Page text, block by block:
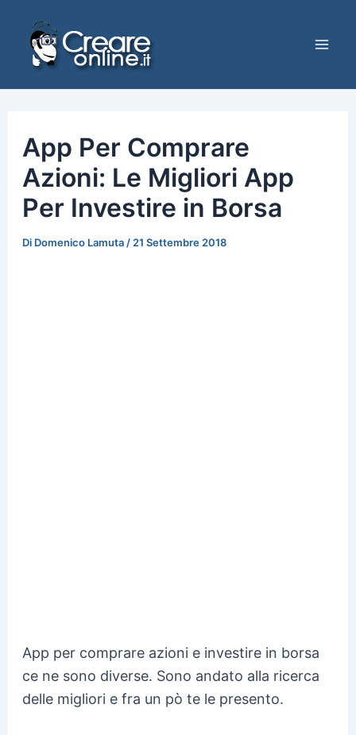
contenuto
App Per Comprare
Azioni: Le Migliori App
Per Investire in Borsa
Di Domenico Lamuta / 21 Settembre 2018
App per comprare azioni e investire in borsa
ce ne sono diverse. Sono andato alla ricerca
delle migliori e fra un pò te le presento.